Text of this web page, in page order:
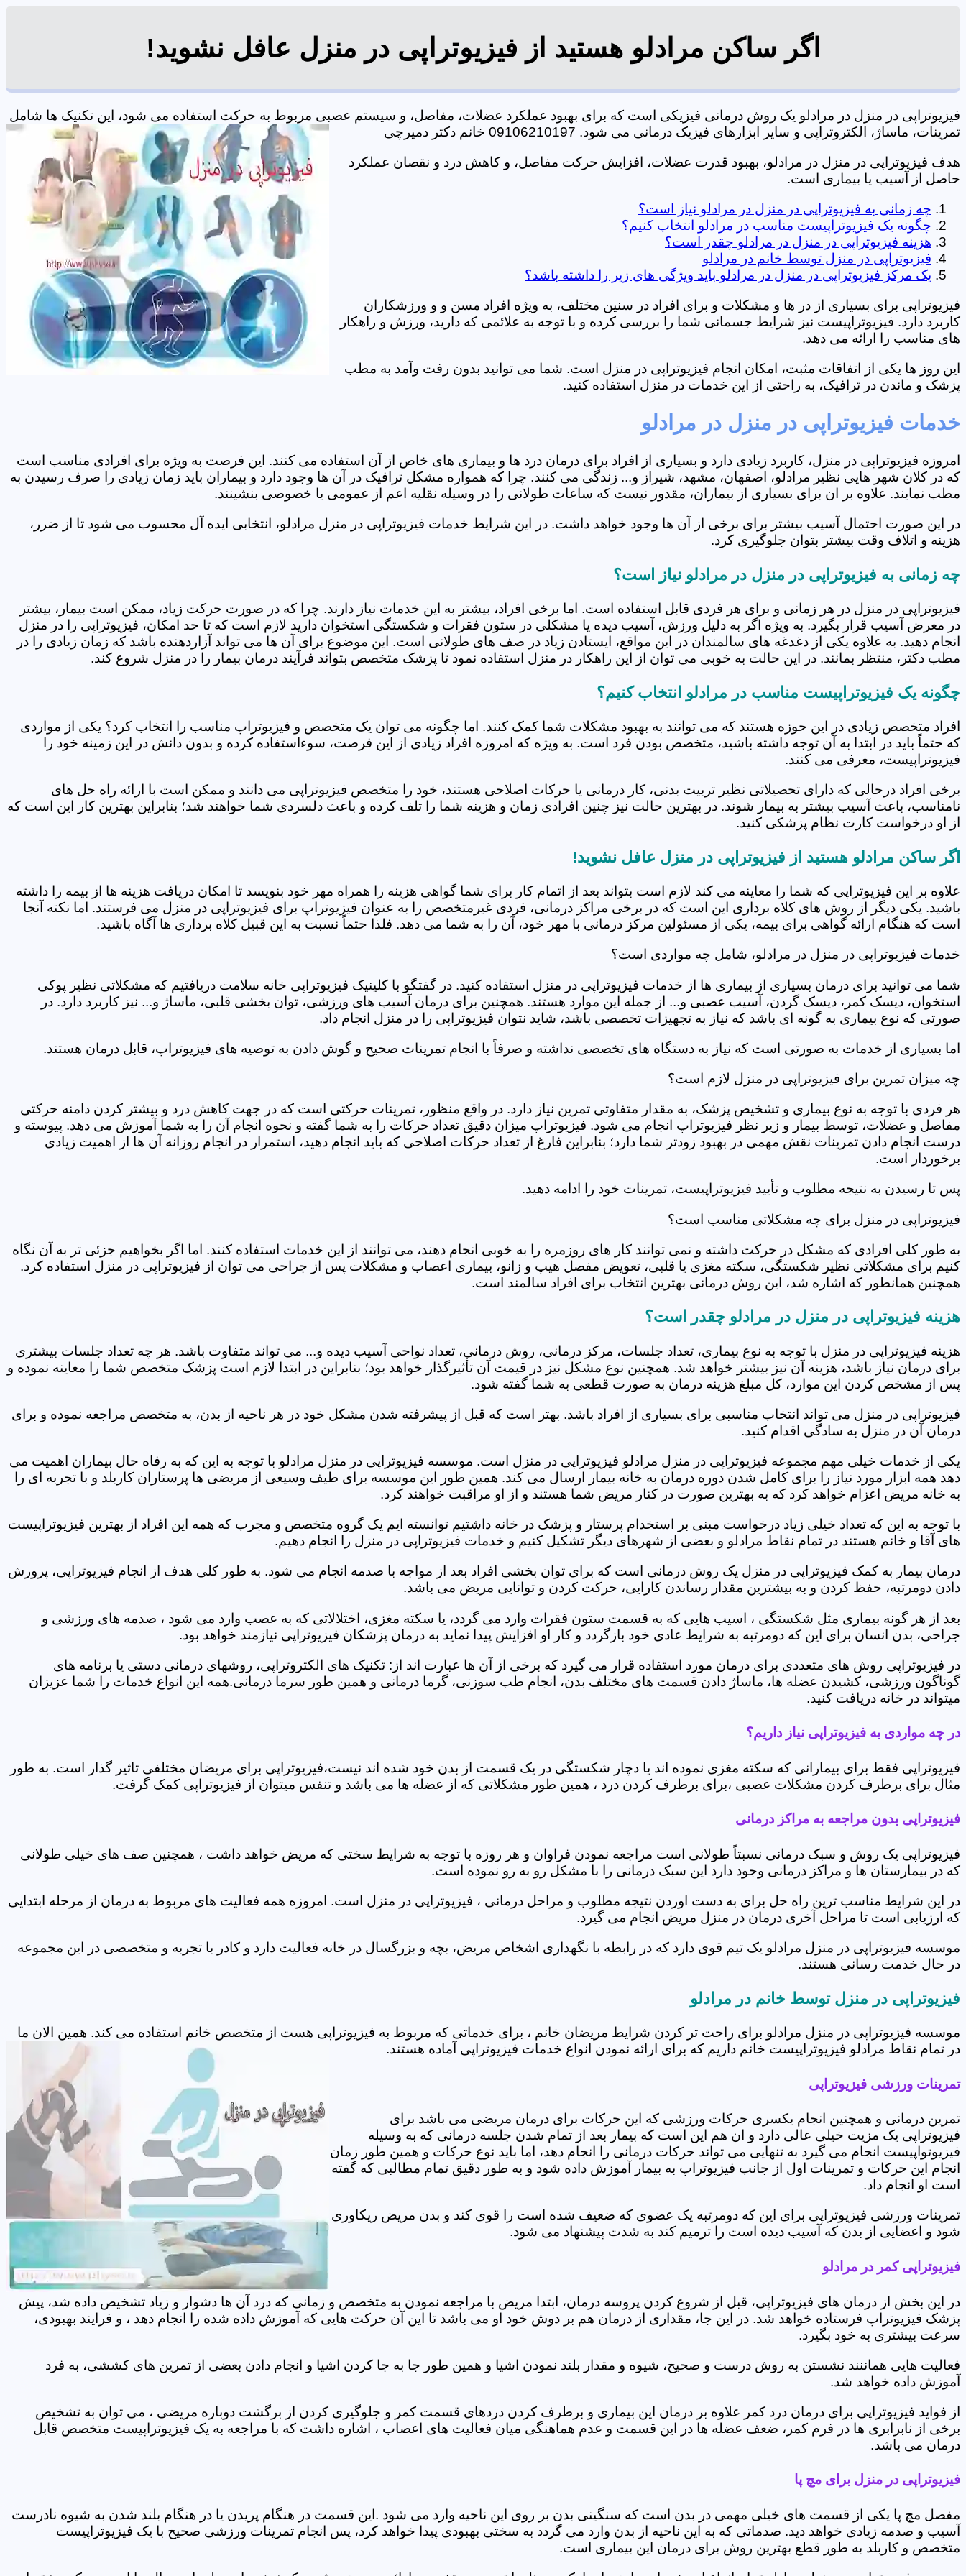
اگر ساکن مرادلو هستید از فیزیوتراپی در منزل عافل نشوید!
فیزیوتراپی در منزل در مرادلو یک روش درمانی فیزیکی است که برای بهبود عملکرد عضلات، مفاصل، و سیستم عصبی مربوط به حرکت استفاده می شود، این تکنیک ها شامل
تمرینات، ماساژ، الکتروتراپی و سایر ابزارهای فیزیک درمانی می شود. 09106210197 خانم دکتر دمیرچی
هدف فیزیوتراپی در منزل در مرادلو، بهبود قدرت عضلات، افزایش حرکت مفاصل، و کاهش درد و نقصان عملکرد
حاصل از آسیب یا بیماری است.
چه زمانی به فیزیوتراپی در منزل در مرادلو نیاز است؟
چگونه یک فیزیوتراپیست مناسب در مرادلو انتخاب کنیم؟
هزینه فیزیوتراپی در منزل در مرادلو چقدر است؟
فیزیوتراپی در منزل توسط خانم در مرادلو
یک مرکز فیزیوتراپی در منزل در مرادلو باید ویژگی های زیر را داشته باشد؟
فیزیوتراپی برای بسیاری از در ها و مشکلات و برای افراد در سنین مختلف، به ویژه افراد مسن و و ورزشکاران
کاربرد دارد. فیزیوتراپیست نیز شرایط جسمانی شما را بررسی کرده و با توجه به علائمی که دارید، ورزش و راهکار
های مناسب را ارائه می دهد.
این روز ها یکی از اتفاقات مثبت، امکان انجام فیزیوتراپی در منزل است. شما می توانید بدون رفت وآمد به مطب
پزشک و ماندن در ترافیک، به راحتی از این خدمات در منزل استفاده کنید.
خدمات فیزیوتراپی در منزل در مرادلو
امروزه فیزیوتراپی در منزل، کاربرد زیادی دارد و بسیاری از افراد برای درمان درد ها و بیماری های خاص از آن استفاده می کنند. این فرصت به ویژه برای افرادی مناسب است
که در کلان شهر هایی نظیر مرادلو، اصفهان، مشهد، شیراز و... زندگی می کنند. چرا که همواره مشکل ترافیک در آن ها وجود دارد و بیماران باید زمان زیادی را صرف رسیدن به
مطب نمایند. علاوه بر ان برای بسیاری از بیماران، مقدور نیست که ساعات طولانی را در وسیله نقلیه اعم از عمومی یا خصوصی بنشینند.
در این صورت احتمال آسیب بیشتر برای برخی از آن ها وجود خواهد داشت. در این شرایط خدمات فیزیوتراپی در منزل مرادلو، انتخابی ایده آل محسوب می شود تا از ضرر،
هزینه و اتلاف وقت بیشتر بتوان جلوگیری کرد.
چه زمانی به فیزیوتراپی در منزل در مرادلو نیاز است؟
فیزیوتراپی در منزل در هر زمانی و برای هر فردی قابل استفاده است. اما برخی افراد، بیشتر به این خدمات نیاز دارند. چرا که در صورت حرکت زیاد، ممکن است بیمار، بیشتر
در معرض آسیب قرار بگیرد. به ویژه اگر به دلیل ورزش، آسیب دیده یا مشکلی در ستون فقرات و شکستگی استخوان دارید لازم است که تا حد امکان، فیزیوتراپی را در منزل
انجام دهید. به علاوه یکی از دغدغه های سالمندان در این مواقع، ایستادن زیاد در صف های طولانی است. این موضوع برای آن ها می تواند آزاردهنده باشد که زمان زیادی را در
مطب دکتر، منتظر بمانند. در این حالت به خوبی می توان از این راهکار در منزل استفاده نمود تا پزشک متخصص بتواند فرآیند درمان بیمار را در منزل شروع کند.
چگونه یک فیزیوتراپیست مناسب در مرادلو انتخاب کنیم؟
افراد متخصص زیادی در این حوزه هستند که می توانند به بهبود مشکلات شما کمک کنند. اما چگونه می توان یک متخصص و فیزیوتراپ مناسب را انتخاب کرد؟ یکی از مواردی
که حتماً باید در ابتدا به آن توجه داشته باشید، متخصص بودن فرد است. به ویژه که امروزه افراد زیادی از این فرصت، سوءاستفاده کرده و بدون دانش در این زمینه خود را
فیزیوتراپیست، معرفی می کنند.
برخی افراد درحالی که دارای تحصیلاتی نظیر تربیت بدنی، کار درمانی یا حرکات اصلاحی هستند، خود را متخصص فیزیوتراپی می دانند و ممکن است با ارائه راه حل های
نامناسب، باعث آسیب بیشتر به بیمار شوند. در بهترین حالت نیز چنین افرادی زمان و هزینه شما را تلف کرده و باعث دلسردی شما خواهند شد؛ بنابراین بهترین کار این است که
از او درخواست کارت نظام پزشکی کنید.
اگر ساکن مرادلو هستید از فیزیوتراپی در منزل عافل نشوید!
علاوه بر این فیزیوتراپی که شما را معاینه می کند لازم است بتواند بعد از اتمام کار برای شما گواهی هزینه را همراه مهر خود بنویسد تا امکان دریافت هزینه ها از بیمه را داشته
باشید. یکی دیگر از روش های کلاه برداری این است که در برخی مراکز درمانی، فردی غیرمتخصص را به عنوان فیزیوتراپ برای فیزیوتراپی در منزل می فرستند. اما نکته آنجا
است که هنگام ارائه گواهی برای بیمه، یکی از مسئولین مرکز درمانی با مهر خود، آن را به شما می دهد. فلذا حتماً نسبت به این قبیل کلاه برداری ها آگاه باشید.
خدمات فیزیوتراپی در منزل در مرادلو، شامل چه مواردی است؟
شما می توانید برای درمان بسیاری از بیماری ها از خدمات فیزیوتراپی در منزل استفاده کنید. در گفتگو با کلینیک فیزیوتراپی خانه سلامت دریافتیم که مشکلاتی نظیر پوکی
استخوان، دیسک کمر، دیسک گردن، آسیب عصبی و... از جمله این موارد هستند. همچنین برای درمان آسیب های ورزشی، توان بخشی قلبی، ماساژ و... نیز کاربرد دارد. در
صورتی که نوع بیماری به گونه ای باشد که نیاز به تجهیزات تخصصی باشد، شاید نتوان فیزیوتراپی را در منزل انجام داد.
اما بسیاری از خدمات به صورتی است که نیاز به دستگاه های تخصصی نداشته و صرفاً با انجام تمرینات صحیح و گوش دادن به توصیه های فیزیوتراپ، قابل درمان هستند.
چه میزان تمرین برای فیزیوتراپی در منزل لازم است؟
هر فردی با توجه به نوع بیماری و تشخیص پزشک، به مقدار متفاوتی تمرین نیاز دارد. در واقع منظور، تمرینات حرکتی است که در جهت کاهش درد و بیشتر کردن دامنه حرکتی
مفاصل و عضلات، توسط بیمار و زیر نظر فیزیوتراپ انجام می شود. فیزیوتراپ میزان دقیق تعداد حرکات را به شما گفته و نحوه انجام آن را به شما آموزش می دهد. پیوسته و
درست انجام دادن تمرینات نقش مهمی در بهبود زودتر شما دارد؛ بنابراین فارغ از تعداد حرکات اصلاحی که باید انجام دهید، استمرار در انجام روزانه آن ها از اهمیت زیادی
برخوردار است.
پس تا رسیدن به نتیجه مطلوب و تأیید فیزیوتراپیست، تمرینات خود را ادامه دهید.
فیزیوتراپی در منزل برای چه مشکلاتی مناسب است؟
به طور کلی افرادی که مشکل در حرکت داشته و نمی توانند کار های روزمره را به خوبی انجام دهند، می توانند از این خدمات استفاده کنند. اما اگر بخواهیم جزئی تر به آن نگاه
کنیم برای مشکلاتی نظیر شکستگی، سکته مغزی یا قلبی، تعویض مفصل هیپ و زانو، بیماری اعصاب و مشکلات پس از جراحی می توان از فیزیوتراپی در منزل استفاده کرد.
همچنین همانطور که اشاره شد، این روش درمانی بهترین انتخاب برای افراد سالمند است.
هزینه فیزیوتراپی در منزل در مرادلو چقدر است؟
هزینه فیزیوتراپی در منزل با توجه به نوع بیماری، تعداد جلسات، مرکز درمانی، روش درمانی، تعداد نواحی آسیب دیده و... می تواند متفاوت باشد. هر چه تعداد جلسات بیشتری
برای درمان نیاز باشد، هزینه آن نیز بیشتر خواهد شد. همچنین نوع مشکل نیز در قیمت آن تأثیرگذار خواهد بود؛ بنابراین در ابتدا لازم است پزشک متخصص شما را معاینه نموده و
پس از مشخص کردن این موارد، کل مبلغ هزینه درمان به صورت قطعی به شما گفته شود.
فیزیوتراپی در منزل می تواند انتخاب مناسبی برای بسیاری از افراد باشد. بهتر است که قبل از پیشرفته شدن مشکل خود در هر ناحیه از بدن، به متخصص مراجعه نموده و برای
درمان آن در منزل به سادگی اقدام کنید.
یکی از خدمات خیلی مهم مجموعه فیزیوتراپی در منزل مرادلو فیزیوتراپی در منزل است. موسسه فیزیوتراپی در منزل مرادلو با توجه به این که به رفاه حال بیماران اهمیت می
دهد همه ابزار مورد نیاز را برای کامل شدن دوره درمان به خانه بیمار ارسال می کند. همین طور این موسسه برای طیف وسیعی از مریضی ها پرستاران کاربلد و با تجربه ای را
به خانه مریض اعزام خواهد کرد که به بهترین صورت در کنار مریض شما هستند و از او مراقبت خواهند کرد.
با توجه به این که تعداد خیلی زیاد درخواست مبنی بر استخدام پرستار و پزشک در خانه داشتیم توانسته ایم یک گروه متخصص و مجرب که همه این افراد از بهترین فیزیوتراپیست
های آقا و خانم هستند در تمام نقاط مرادلو و بعضی از شهرهای دیگر تشکیل کنیم و خدمات فیزیوتراپی در منزل را انجام دهیم.
درمان بیمار به کمک فیزیوتراپی در منزل یک روش درمانی است که برای توان بخشی افراد بعد از مواجه با صدمه انجام می شود. به طور کلی هدف از انجام فیزیوتراپی، پرورش
دادن دومرتبه، حفظ کردن و به بیشترین مقدار رساندن کارایی، حرکت کردن و توانایی مریض می باشد.
بعد از هر گونه بیماری مثل شکستگی ، اسیب هایی که به قسمت ستون فقرات وارد می گردد، یا سکته مغزی، اختلالاتی که به عصب وارد می شود ، صدمه های ورزشی و
جراحی، بدن انسان برای این که دومرتبه به شرایط عادی خود بازگردد و کار او افزایش پیدا نماید به درمان پزشکان فیزیوتراپی نیازمند خواهد بود.
در فیزیوتراپی روش های متعددی برای درمان مورد استفاده قرار می گیرد که برخی از آن ها عبارت اند از: تکنیک های الکتروتراپی، روشهای درمانی دستی یا برنامه های
گوناگون ورزشی، کشیدن عضله ها، ماساژ دادن قسمت های مختلف بدن، انجام طب سوزنی، گرما درمانی و همین طور سرما درمانی.همه این انواع خدمات را شما عزیزان
میتواند در خانه دریافت کنید.
در چه مواردی به فیزیوتراپی نیاز داریم؟
فیزیوتراپی فقط برای بیمارانی که سکته مغزی نموده اند یا دچار شکستگی در یک قسمت از بدن خود شده اند نیست،فیزیوتراپی برای مریضان مختلفی تاثیر گذار است. به طور
مثال برای برطرف کردن مشکلات عصبی ،برای برطرف کردن درد ، همین طور مشکلاتی که از عضله ها می باشد و تنفس میتوان از فیزیوتراپی کمک گرفت.
فیزیوتراپی بدون مراجعه به مراکز درمانی
فیزیوتراپی یک روش و سبک درمانی نسبتاً طولانی است مراجعه نمودن فراوان و هر روزه با توجه به شرایط سختی که مریض خواهد داشت ، همچنین صف های خیلی طولانی
که در بیمارستان ها و مراکز درمانی وجود دارد این سبک درمانی را با مشکل رو به رو نموده است.
در این شرایط مناسب ترین راه حل برای به دست اوردن نتیجه مطلوب و مراحل درمانی ، فیزیوتراپی در منزل است. امروزه همه فعالیت های مربوط به درمان از مرحله ابتدایی
که ارزیابی است تا مراحل آخری درمان در منزل مریض انجام می گیرد.
موسسه فیزیوتراپی در منزل مرادلو یک تیم قوی دارد که در رابطه با نگهداری اشخاص مریض، بچه و بزرگسال در خانه فعالیت دارد و کادر با تجربه و متخصصی در این مجموعه
در حال خدمت رسانی هستند.
فیزیوتراپی در منزل توسط خانم در مرادلو
موسسه فیزیوتراپی در منزل مرادلو برای راحت تر کردن شرایط مریضان خانم ، برای خدماتی که مربوط به فیزیوتراپی هست از متخصص خانم استفاده می کند. همین الان ما
در تمام نقاط مرادلو فیزیوتراپیست خانم داریم که برای ارائه نمودن انواع خدمات فیزیوتراپی آماده هستند.
تمرینات ورزشی فیزیوتراپی
تمرین درمانی و همچنین انجام یکسری حرکات ورزشی که این حرکات برای درمان مریضی می باشد برای
فیزیوتراپی یک مزیت خیلی عالی دارد و ان هم این است که بیمار بعد از تمام شدن جلسه درمانی که به وسیله
فیزیوتواپیست انجام می گیرد به تنهایی می تواند حرکات درمانی را انجام دهد، اما باید نوع حرکات و همین طور زمان
انجام این حرکات و تمرینات اول از جانب فیزیوتراپ به بیمار آموزش داده شود و به طور دقیق تمام مطالبی که گفته
است او انجام داد.
تمرینات ورزشی فیزیوتراپی برای این که دومرتبه یک عضوی که ضعیف شده است را قوی کند و بدن مریض ریکاوری
شود و اعضایی از بدن که آسیب دیده است را ترمیم کند به شدت پیشنهاد می شود.
فیزیوتراپی کمر در مرادلو
در این بخش از درمان های فیزیوتراپی، قبل از شروع کردن پروسه درمان، ابتدا مریض با مراجعه نمودن به متخصص و زمانی که درد آن ها دشوار و زیاد تشخیص داده شد، پیش
پزشک فیزیوتراپ فرستاده خواهد شد. در این جا، مقداری از درمان هم بر دوش خود او می باشد تا این آن حرکت هایی که آموزش داده شده را انجام دهد ، و فرایند بهبودی،
سرعت بیشتری به خود بگیرد.
فعالیت هایی هماننند نشستن به روش درست و صحیح، شیوه و مقدار بلند نمودن اشیا و همین طور جا به جا کردن اشیا و انجام دادن بعضی از تمرین های کششی، به فرد
آموزش داده خواهد شد.
از فواید فیزیوتراپی برای درمان درد کمر علاوه بر درمان این بیماری و برطرف کردن دردهای قسمت کمر و جلوگیری کردن از برگشت دوباره مریضی ، می توان به تشخیص
برخی از نابرابری ها در فرم کمر، ضعف عضله ها در این قسمت و عدم هماهنگی میان فعالیت های اعصاب ، اشاره داشت که با مراجعه به یک فیزیوتراپیست متخصص قابل
درمان می باشد.
فیزیوتراپی در منزل برای مچ پا
مفصل مچ پا یکی از قسمت های خیلی مهمی در بدن است که سنگینی بدن بر روی این ناحیه وارد می شود .این قسمت در هنگام پریدن یا در هنگام بلند شدن به شیوه نادرست
آسیب و صدمه زیادی خواهد دید. صدماتی که به این ناحیه از بدن وارد می گردد به سختی بهبودی پیدا خواهد کرد، پس انجام تمرینات ورزشی صحیح با یک فیزیوتراپیست
متخصص و کاربلد به طور قطع بهترین روش برای درمان این بیماری است.